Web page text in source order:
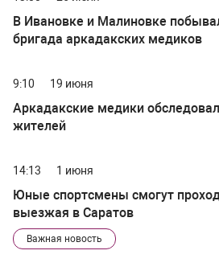
В Ивановке и Малиновке
бригада аркадакских медиков
9:10 19 июня
Аркадакские медики обследовали
жителей
14:13 1 июня
Юные спортсмены смогут
выезжая в Саратов
Важная новость